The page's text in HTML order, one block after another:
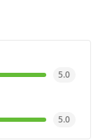
5.0
5.0